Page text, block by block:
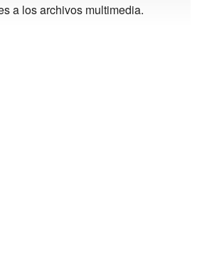
a los archivos multimedia.